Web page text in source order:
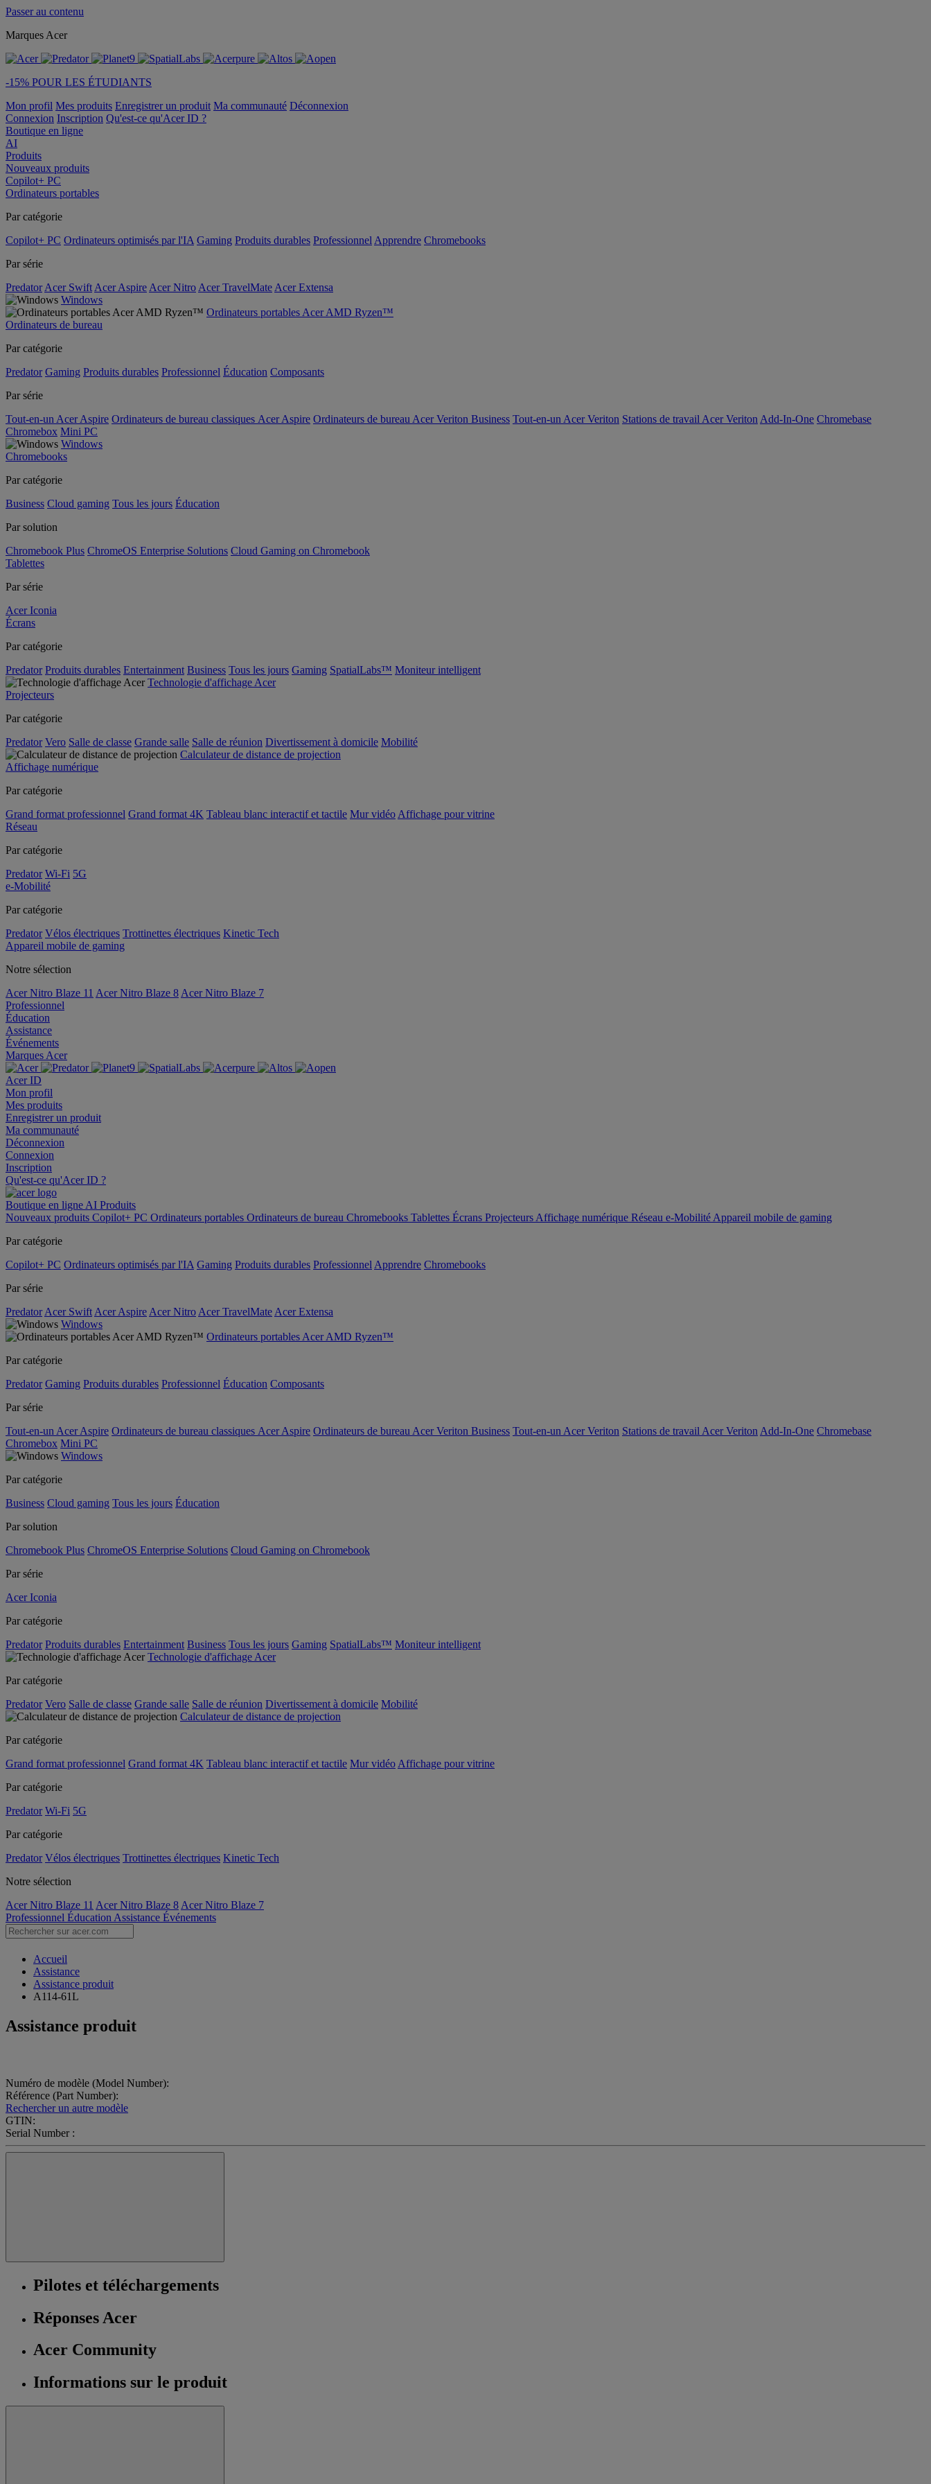
Passer au contenu
Marques Acer
-15% POUR LES ÉTUDIANTS
Mon profil Mes produits Enregistrer un produit Ma communauté Déconnexion
Connexion Inscription Qu'est-ce qu'Acer ID ?
Boutique en ligne
AI
Produits
Nouveaux produits
Copilot+ PC
Ordinateurs portables
Par catégorie
Copilot+ PC Ordinateurs optimisés par l'IA Gaming Produits durables Professionnel Apprendre Chromebooks
Par série
Predator Acer Swift Acer Aspire Acer Nitro Acer TravelMate Acer Extensa
Windows
Ordinateurs portables Acer AMD Ryzen™
Ordinateurs de bureau
Par catégorie
Predator Gaming Produits durables Professionnel Éducation Composants
Par série
Tout-en-un Acer Aspire Ordinateurs de bureau classiques Acer Aspire Ordinateurs de bureau Acer Veriton Business Tout-en-un Acer Veriton Stations de travail Acer Veriton Add-In-One Chromebase
Chromebox Mini PC
Windows
Chromebooks
Par catégorie
Business Cloud gaming Tous les jours Éducation
Par solution
Chromebook Plus ChromeOS Enterprise Solutions Cloud Gaming on Chromebook
Tablettes
Par série
Acer Iconia
Écrans
Par catégorie
Predator Produits durables Entertainment Business Tous les jours Gaming SpatialLabs™ Moniteur intelligent
Technologie d'affichage Acer
Projecteurs
Par catégorie
Predator Vero Salle de classe Grande salle Salle de réunion Divertissement à domicile Mobilité
Calculateur de distance de projection
Affichage numérique
Par catégorie
Grand format professionnel Grand format 4K Tableau blanc interactif et tactile Mur vidéo Affichage pour vitrine
Réseau
Par catégorie
Predator Wi-Fi 5G
e-Mobilité
Par catégorie
Predator Vélos électriques Trottinettes électriques Kinetic Tech
Appareil mobile de gaming
Notre sélection
Acer Nitro Blaze 11 Acer Nitro Blaze 8 Acer Nitro Blaze 7
Professionnel
Éducation
Assistance
Événements
Marques Acer
Acer ID
Mon profil
Mes produits
Enregistrer un produit
Ma communauté
Déconnexion
Connexion
Inscription
Qu'est-ce qu'Acer ID ?
Boutique en ligne AI Produits
Nouveaux produits Copilot+ PC Ordinateurs portables Ordinateurs de bureau Chromebooks Tablettes Écrans Projecteurs Affichage numérique Réseau e-Mobilité Appareil mobile de gaming
Par catégorie
Copilot+ PC Ordinateurs optimisés par l'IA Gaming Produits durables Professionnel Apprendre Chromebooks
Par série
Predator Acer Swift Acer Aspire Acer Nitro Acer TravelMate Acer Extensa
Windows
Ordinateurs portables Acer AMD Ryzen™
Par catégorie
Predator Gaming Produits durables Professionnel Éducation Composants
Par série
Tout-en-un Acer Aspire Ordinateurs de bureau classiques Acer Aspire Ordinateurs de bureau Acer Veriton Business Tout-en-un Acer Veriton Stations de travail Acer Veriton Add-In-One Chromebase
Chromebox Mini PC
Windows
Par catégorie
Business Cloud gaming Tous les jours Éducation
Par solution
Chromebook Plus ChromeOS Enterprise Solutions Cloud Gaming on Chromebook
Par série
Acer Iconia
Par catégorie
Predator Produits durables Entertainment Business Tous les jours Gaming SpatialLabs™ Moniteur intelligent
Technologie d'affichage Acer
Par catégorie
Predator Vero Salle de classe Grande salle Salle de réunion Divertissement à domicile Mobilité
Calculateur de distance de projection
Par catégorie
Grand format professionnel Grand format 4K Tableau blanc interactif et tactile Mur vidéo Affichage pour vitrine
Par catégorie
Predator Wi-Fi 5G
Par catégorie
Predator Vélos électriques Trottinettes électriques Kinetic Tech
Notre sélection
Acer Nitro Blaze 11 Acer Nitro Blaze 8 Acer Nitro Blaze 7
Professionnel Éducation Assistance Événements
Accueil
Assistance
Assistance produit
A114-61L
Assistance produit
Numéro de modèle (Model Number):
Référence (Part Number):
Rechercher un autre modèle
GTIN:
Serial Number :
Pilotes et téléchargements
Réponses Acer
Acer Community
Informations sur le produit